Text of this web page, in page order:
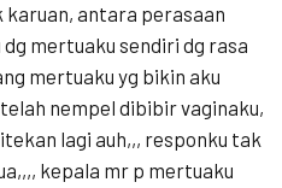
karuan, antara perasaan
mertuaku sendiri dg rasa
mertuaku yg bikin aku
nempel dibibir vaginaku,
lagi auh,,, responku tak
kepala mr p mertuaku